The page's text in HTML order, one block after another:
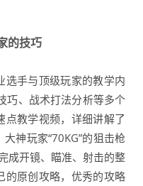
的技巧
选手与顶级玩家的教学内
巧、战术打法分析等多个
点教学视频，详细讲解了
神玩家“70KG”的狙击枪
成开镜、瞄准、射击的整
的原创攻略，优秀的攻略